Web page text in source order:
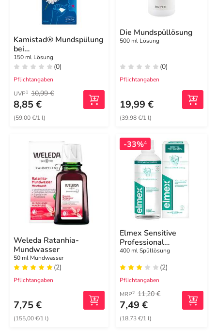
Kamistad® Mundspülung
bei
Zahnfleischentzündungen
und Aphten
150 ml Lösung
(0)
Pflichtangaben
UVP1 10,99 €
8,85 €
(59,00 €/1 l)
Die Mundspüllösung
500 ml Lösung
(0)
Pflichtangaben
19,99 €
(39,98 €/1 l)
Weleda Ratanhia-
Mundwasser
50 ml Mundwasser
(2)
Pflichtangaben
7,75 €
(155,00 €/1 l)
-33%4
Elmex Sensitive
Professional
Zahnspülung
400 ml Spüllösung
(2)
Pflichtangaben
MRP2 11,20 €
7,49 €
(18,73 €/1 l)